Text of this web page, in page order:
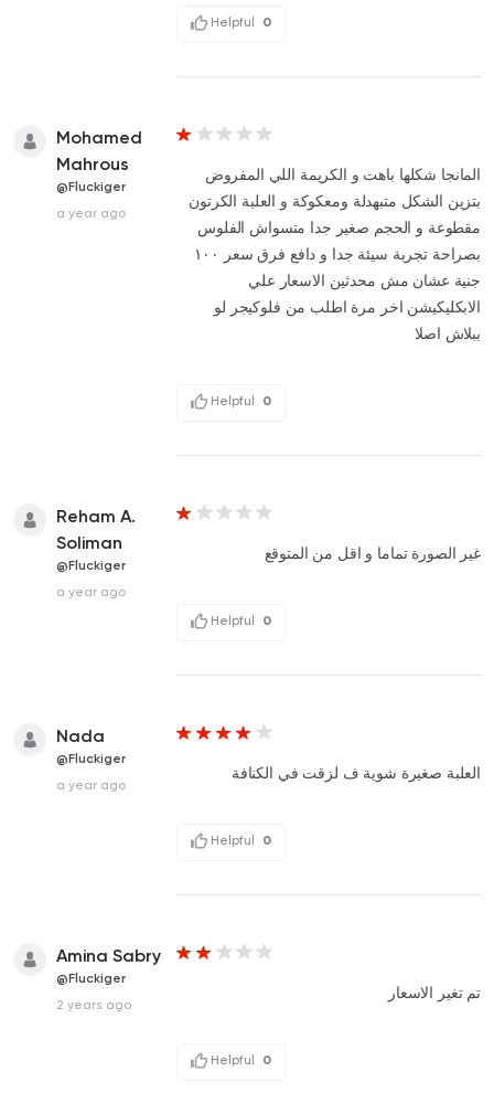
Helpful 0
Mohamed
Mahrous
@Fluckiger
a year ago
المانجا شكلها باهت و الكريمة اللي المفروض
بتزين الشكل متبهدلة ومعكوكة و العلبة الكرتون
مقطوعة و الحجم صغير جدا متسواش الفلوس
بصراحة تجربة سيئة جدا و دافع فرق سعر ١٠٠
جنية عشان مش محدثين الاسعار علي
الابكليكيشن اخر مرة اطلب من فلوكيجر لو
ببلاش اصلا
Helpful 0
Reham A.
Soliman
@Fluckiger
a year ago
غير الصورة تماما و اقل من المتوقع
Helpful 0
Nada
@Fluckiger
a year ago
العلبة صغيرة شوية ف لزقت في الكنافة
Helpful 0
Amina Sabry
@Fluckiger
2 years ago
تم تغير الاسعار
Helpful 0